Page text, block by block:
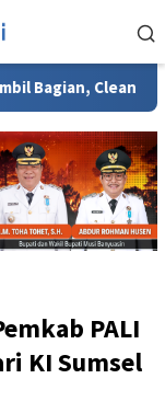
Energy Day
PALI
KI Sumsel